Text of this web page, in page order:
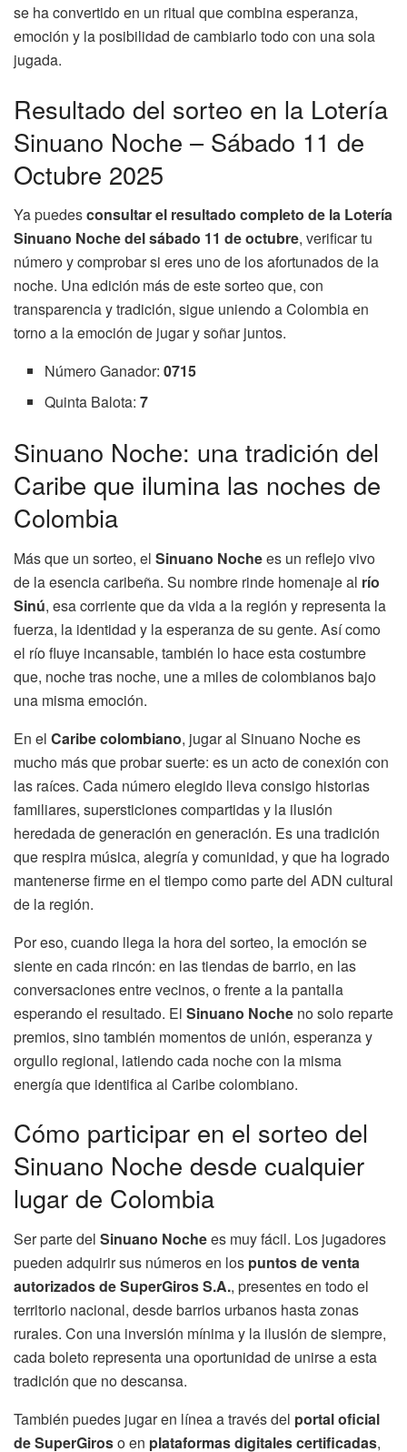
se ha convertido en un ritual que combina esperanza,
emoción y la posibilidad de cambiarlo todo con una sola
jugada.
Resultado del sorteo en la Lotería
Sinuano Noche – Sábado 11 de
Octubre 2025
Ya puedesconsultar el resultado completo de la Lotería
Sinuano Noche del sábado 11 de octubre, verificar tu
número y comprobar si eres uno de los afortunados de la
noche. Una edición más de este sorteo que, con
transparencia y tradición, sigue uniendo a Colombia en
torno a la emoción de jugar y soñar juntos.
Número Ganador:0715
Quinta Balota:7
Sinuano Noche: una tradición del
Caribe que ilumina las noches de
Colombia
Más que un sorteo, el Sinuano Nochees un reflejo vivo
de la esencia caribeña. Su nombre rinde homenaje al río
Sinú, esa corriente que da vida a la región y representa la
fuerza, la identidad y la esperanza de su gente. Así como
el río fluye incansable, también lo hace esta costumbre
que, noche tras noche, une a miles de colombianos bajo
una misma emoción.
En el Caribe colombiano, jugar al Sinuano Noche es
mucho más que probar suerte: es un acto de conexión con
las raíces. Cada número elegido lleva consigo historias
familiares, supersticiones compartidas y la ilusión
heredada de generación en generación. Es una tradición
que respira música, alegría y comunidad, y que ha logrado
mantenerse firme en el tiempo como parte del ADN cultural
de la región.
Por eso, cuando llega la hora del sorteo, la emoción se
siente en cada rincón: en las tiendas de barrio, en las
conversaciones entre vecinos, o frente a la pantalla
esperando el resultado. El Sinuano Noche no solo reparte
premios, sino también momentos de unión, esperanza y
orgullo regional, latiendo cada noche con la misma
energía que identifica al Caribe colombiano.
Cómo participar en el sorteo del
Sinuano Noche desde cualquier
lugar de Colombia
Ser parte del Sinuano Nochees muy fácil. Los jugadores
pueden adquirir sus números en los puntos de venta
autorizados de SuperGiros S.A., presentes en todo el
territorio nacional, desde barrios urbanos hasta zonas
rurales. Con una inversión mínima y la ilusión de siempre,
cada boleto representa una oportunidad de unirse a esta
tradición que no descansa.
También puedes jugar en línea a través del portal oficial
de SuperGiroso en plataformas digitales certificadas,